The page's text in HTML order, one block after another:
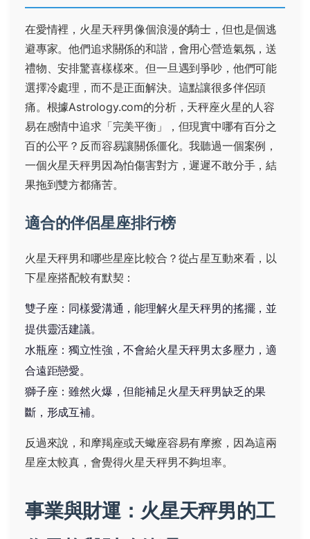
在愛情裡，火星天秤男像個浪漫的騎士，但也是個逃
避專家。他們追求關係的和諧，會用心營造氣氛，送
禮物、安排驚喜樣樣來。但一旦遇到爭吵，他們可能
選擇冷處理，而不是正面解決。這點讓很多伴侶頭
痛。根據Astrology.com的分析，天秤座火星的人容
易在感情中追求「完美平衡」，但現實中哪有百分之
百的公平？反而容易讓關係僵化。我聽過一個案例，
一個火星天秤男因為怕傷害對方，遲遲不敢分手，結
果拖到雙方都痛苦。
適合的伴侶星座排行榜
火星天秤男和哪些星座比較合？從占星互動來看，以
下星座搭配較有默契：
雙子座：同樣愛溝通，能理解火星天秤男的搖擺，並
提供靈活建議。
水瓶座：獨立性強，不會給火星天秤男太多壓力，適
合遠距戀愛。
獅子座：雖然火爆，但能補足火星天秤男缺乏的果
斷，形成互補。
反過來說，和摩羯座或天蠍座容易有摩擦，因為這兩
星座太較真，會覺得火星天秤男不夠坦率。
事業與財運：火星天秤男的工